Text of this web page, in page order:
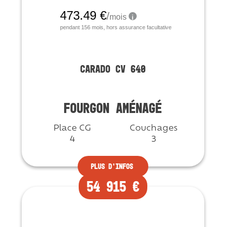
CARADO CV 640
FOURGON AMÉNAGÉ
Place CG
4
Couchages
3
Plus d'infos
54 915 €